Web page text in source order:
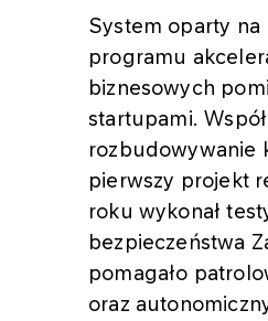
System oparty na
programu
biznesowych
startupami.
rozbudowywanie
pierwszy projekt
roku wykonał
bezpieczeństwa
pomagało
oraz